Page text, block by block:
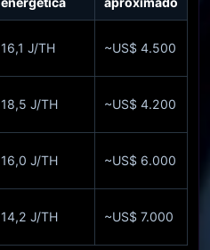
16,1 J/TH ~US$ 4.500
18,5 J/TH ~US$ 4.200
16,0 J/TH ~US$ 6.000
14,2 J/TH ~US$ 7.000